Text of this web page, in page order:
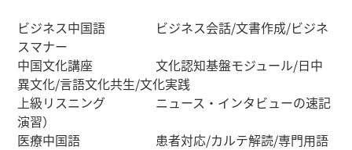
ビジネス中国語 ビジネス会話/文書作成/ビジネ
スマナー
中国文化講座 文化認知基盤モジュール/日中
異文化/言語文化共生/文化実践
上級リスニング ニュース・インタビューの速記
演習）
医療中国語 患者対応/カルテ解読/専門用語